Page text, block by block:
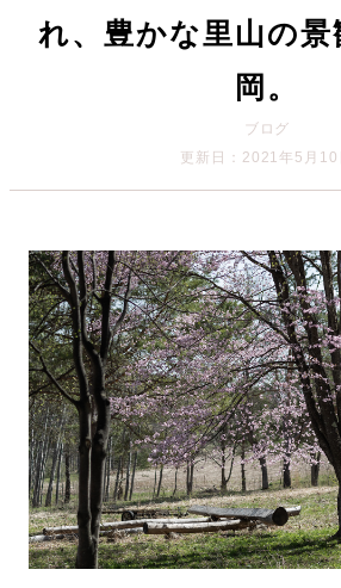
れ、豊かな里山の
岡。
ブログ
更新日：2021年5月10